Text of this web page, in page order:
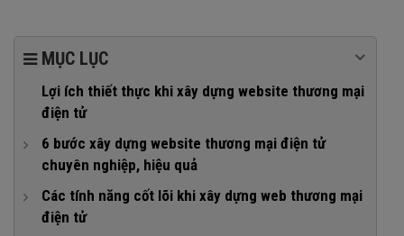
MỤC LỤC
Lợi ích thiết thực khi xây dựng website thương mại
điện tử
6 bước xây dựng website thương mại điện tử
chuyên nghiệp, hiệu quả
Bước 1: Nghiên cứu và lập kế hoạch
Bước 2: Lựa chọn nền tảng và công nghệ thiết kế
Các tính năng cốt lõi khi xây dựng web thương mại
điện tử